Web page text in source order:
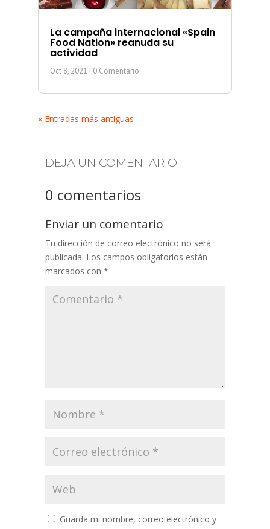
La campaña internacional «Spain
Food Nation» reanuda su
actividad
Oct 8, 2021 | 0 Comentario
« Entradas más antiguas
DEJA UN COMENTARIO
0 comentarios
Enviar un comentario
Tu dirección de correo electrónico no será
publicada. Los campos obligatorios están
marcados con *
Guarda mi nombre, correo electrónico y